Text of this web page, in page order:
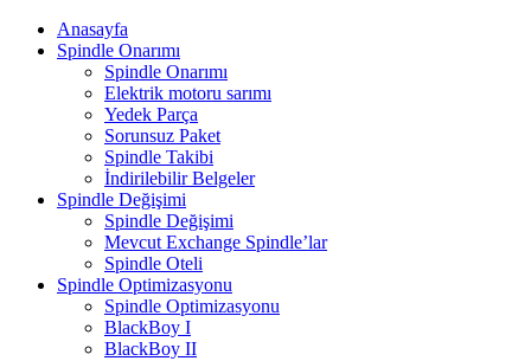
Anasayfa
Spindle Onarımı
Spindle Onarımı
Elektrik motoru sarımı
Yedek Parça
Sorunsuz Paket
Spindle Takibi
İndirilebilir Belgeler
Spindle Değişimi
Spindle Değişimi
Mevcut Exchange Spindle’lar
Spindle Oteli
Spindle Optimizasyonu
Spindle Optimizasyonu
BlackBoy I
BlackBoy II